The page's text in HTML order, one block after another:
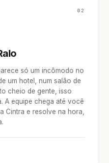
02
só um incômodo no
um hotel, num salão de
cheio de gente, isso
A equipe chega até você
Cintra e resolve na hora,